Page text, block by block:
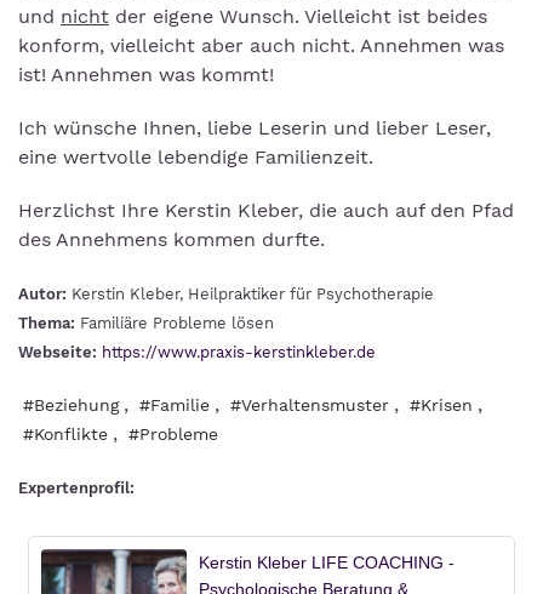
und nicht der eigene Wunsch. Vielleicht ist beides
konform, vielleicht aber auch nicht. Annehmen was
ist! Annehmen was kommt!
Ich wünsche Ihnen, liebe Leserin und lieber Leser,
eine wertvolle lebendige Familienzeit.
Herzlichst Ihre Kerstin Kleber, die auch auf den Pfad
des Annehmens kommen durfte.
Autor: Kerstin Kleber, Heilpraktiker für Psychotherapie
Thema: Familiäre Probleme lösen
Webseite: https://www.praxis-kerstinkleber.de
#Beziehung , #Familie , #Verhaltensmuster , #Krisen ,
#Konflikte , #Probleme
Expertenprofil: